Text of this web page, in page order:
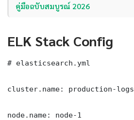
คู่มือฉบับสมบูรณ์ 2026
ELK Stack Config
# elasticsearch.yml
cluster.name: production-logs
node.name: node-1